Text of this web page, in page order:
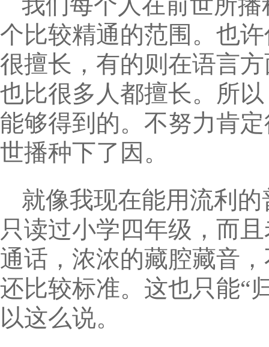
个比较精通的范围。也
很擅长，有的则在语言
也比很多人都擅长。所
能够得到的。不努力肯
世播种下了因。
就像我现在能用流利
只读过小学四年级，而
通话，浓浓的藏腔藏音
还比较标准。这也只能“
以这么说。